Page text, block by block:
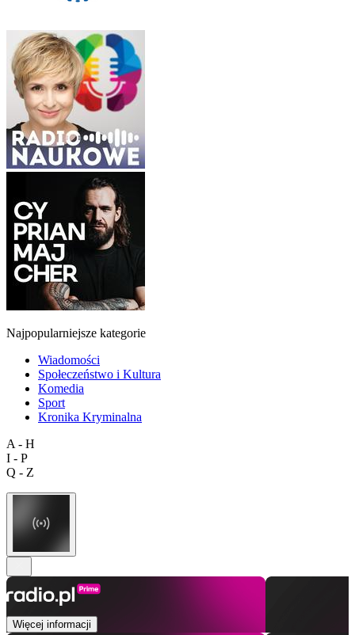
Najpopularniejsze kategorie
Wiadomości
Społeczeństwo i Kultura
Komedia
Sport
Kronika Kryminalna
A - H
I - P
Q - Z
Więcej informacji